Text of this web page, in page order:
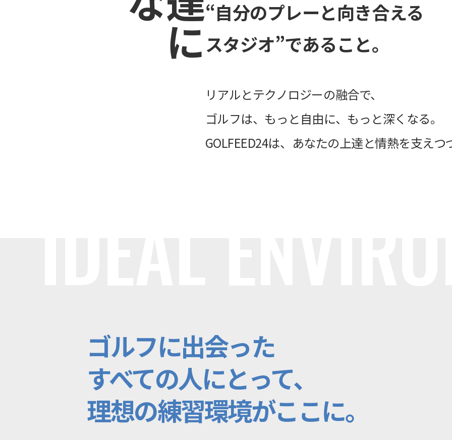
“自分のプレーと向き合える
スタジオ”であること。
リアルとテクノロジーの融合で、
ゴルフは、もっと自由に、もっと深くなる。
GOLFEED24は、あなたの上達と情熱を支えつ
ゴルフに出会った
すべての人にとって、
理想の練習環境がここに。